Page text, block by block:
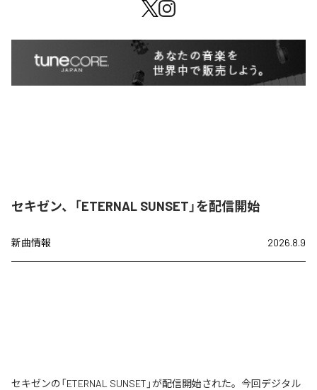
セキゼン、「ETERNAL SUNSET」を配信開始
新曲情報 2026.8.9
セキゼンの「ETERNAL SUNSET」が配信開始された。今回デジタル